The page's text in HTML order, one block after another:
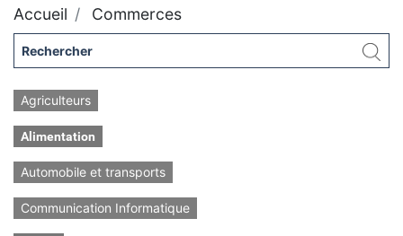
Accueil Commerces
Agriculteurs
Alimentation
Automobile et transports
Communication Informatique